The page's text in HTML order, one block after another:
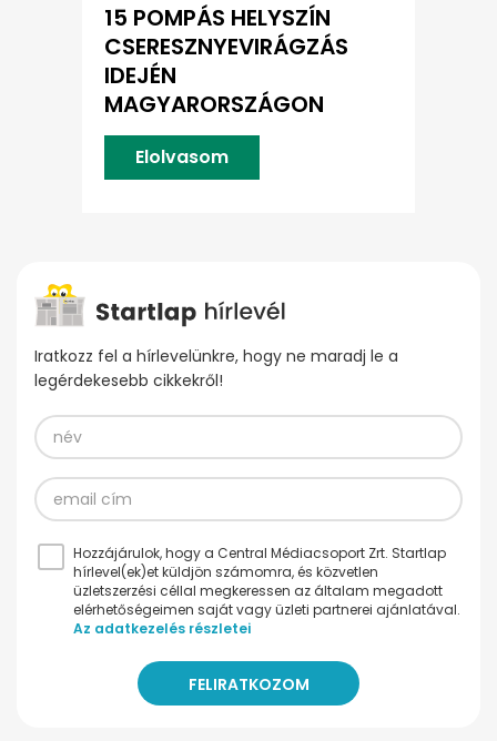
15 POMPÁS HELYSZÍN
CSERESZNYEVIRÁGZÁS
IDEJÉN
MAGYARORSZÁGON
Elolvasom
Iratkozz fel a hírlevelünkre, hogy ne maradj le a
legérdekesebb cikkekről!
Hozzájárulok, hogy a Central Médiacsoport Zrt. Startlap
hírlevel(ek)et küldjön számomra, és közvetlen
üzletszerzési céllal megkeressen az általam megadott
elérhetőségeimen saját vagy üzleti partnerei ajánlatával.
Az adatkezelés részletei